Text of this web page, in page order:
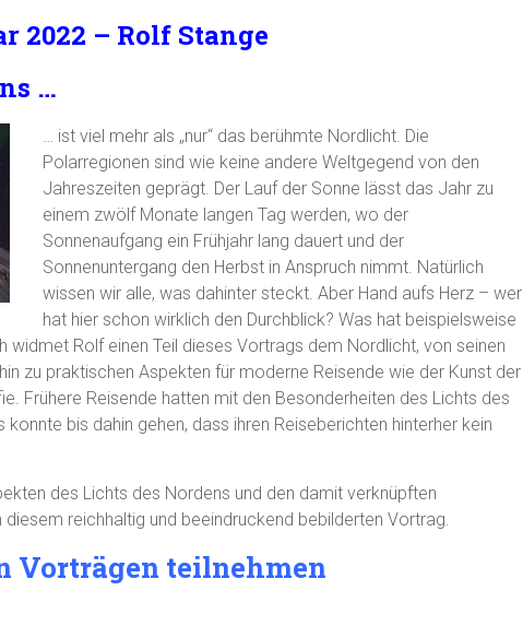
2022 – Rolf Stange
…
… ist viel mehr als „nur“ das berühmte Nordlicht. Die
Polarregionen sind wie keine andere Weltgegend von den
Jahreszeiten geprägt. Der Lauf der Sonne lässt das Jahr zu
einem zwölf Monate langen Tag werden, wo der
Sonnenaufgang ein Frühjahr lang dauert und der
Sonnenuntergang den Herbst in Anspruch nimmt. Natürlich
wissen wir alle, was dahinter steckt. Aber Hand aufs Herz – wer
hat hier schon wirklich den Durchblick? Was hat beispielsweise
widmet Rolf einen Teil dieses Vortrags dem Nordlicht, von seinen
zu praktischen Aspekten für moderne Reisende wie der Kunst der
Frühere Reisende hatten mit den Besonderheiten des Lichts des
bis dahin gehen, dass ihren Reiseberichten hinterher kein
des Lichts des Nordens und den damit verknüpften
reichhaltig und beeindruckend bebilderten Vortrag.
Vorträgen teilnehmen